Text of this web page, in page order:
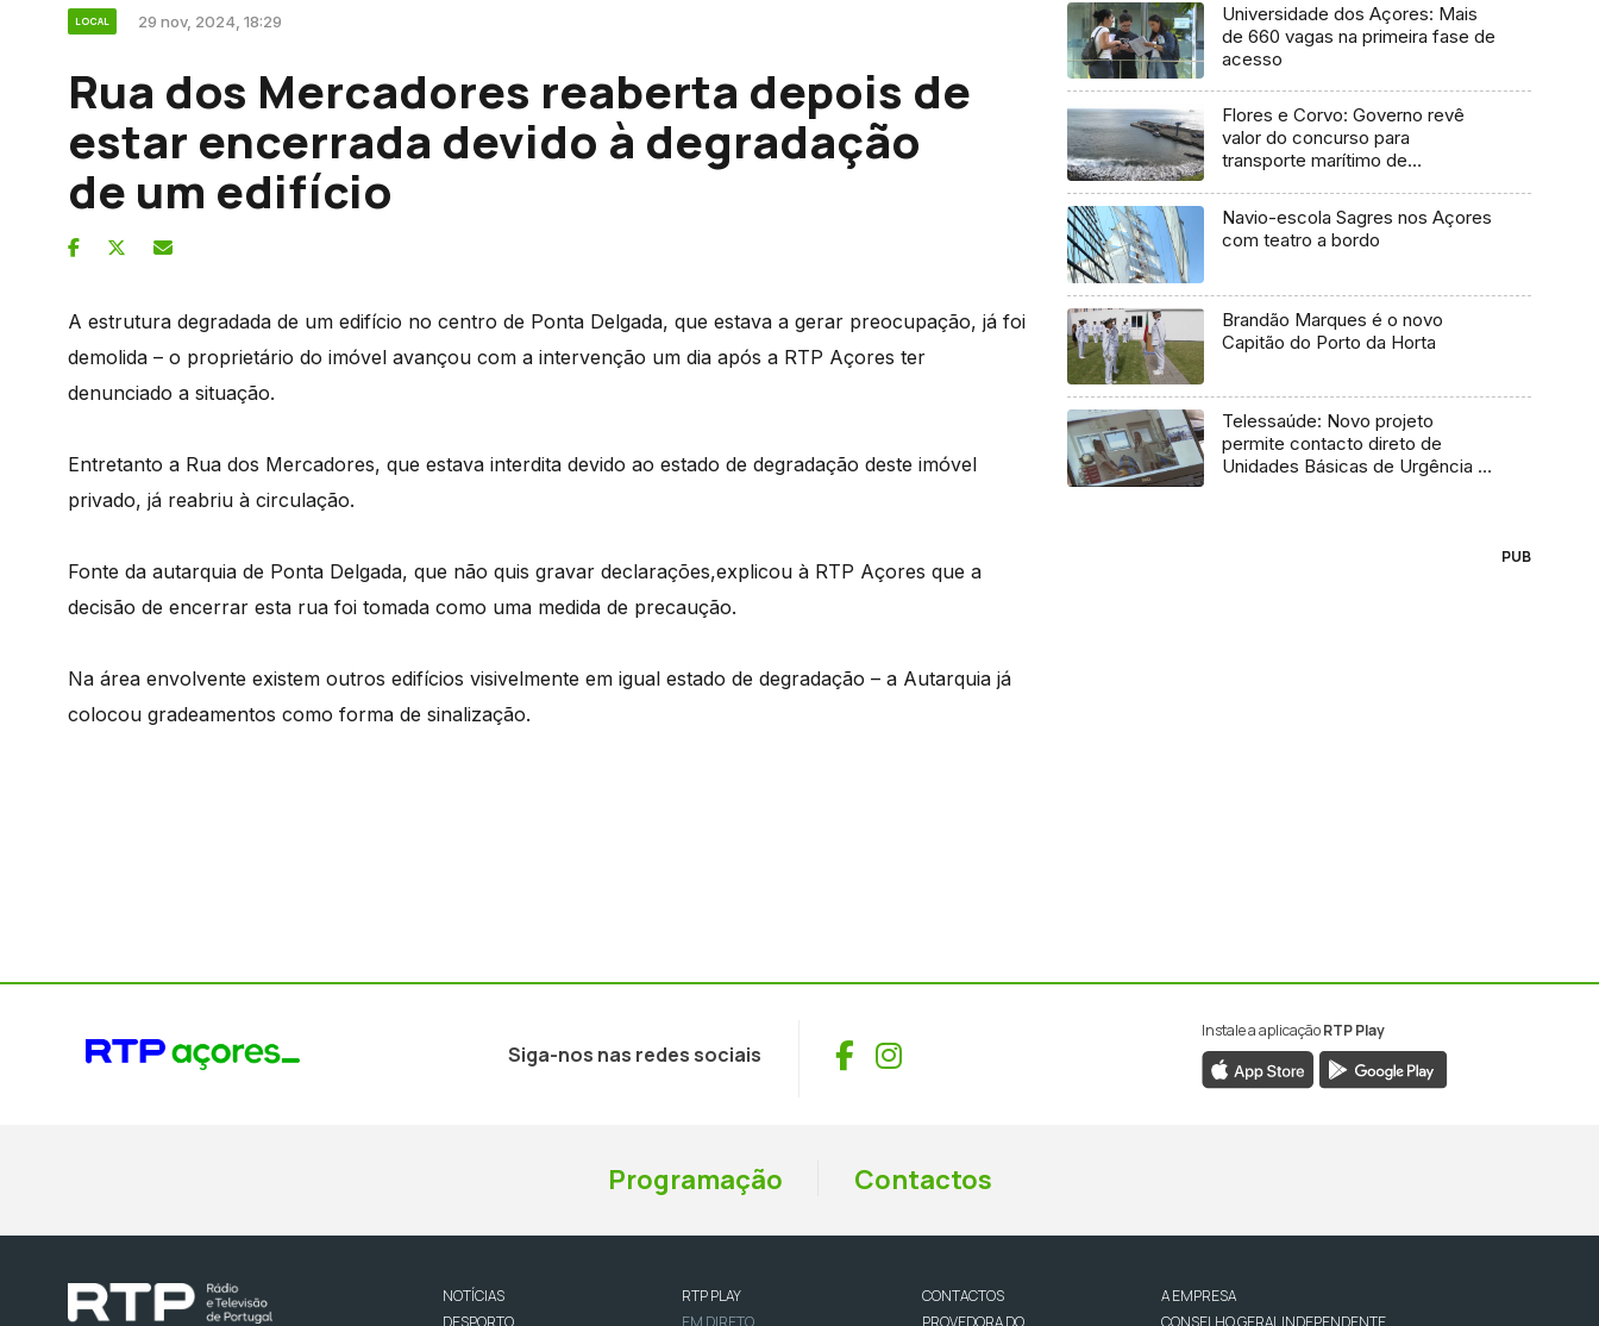
LOCAL 29 nov, 2024, 18:29
Rua dos Mercadores reaberta depois de
estar encerrada devido à degradação
de um edifício
A estrutura degradada de um edifício no centro de Ponta Delgada, que estava a gerar preocupação, já foi
demolida – o proprietário do imóvel avançou com a intervenção um dia após a RTP Açores ter
denunciado a situação.
Entretanto a Rua dos Mercadores, que estava interdita devido ao estado de degradação deste imóvel
privado, já reabriu à circulação.
Fonte da autarquia de Ponta Delgada, que não quis gravar declarações,explicou à RTP Açores que a
decisão de encerrar esta rua foi tomada como uma medida de precaução.
Na área envolvente existem outros edifícios visivelmente em igual estado de degradação – a Autarquia já
colocou gradeamentos como forma de sinalização.
Universidade dos Açores: Mais
de 660 vagas na primeira fase de
acesso
Flores e Corvo: Governo revê
valor do concurso para
transporte marítimo de
Navio-escola Sagres nos Açores
com teatro a bordo
Brandão Marques é o novo
Capitão do Porto da Horta
Telessaúde: Novo projeto
permite contacto direto de
Unidades Básicas de Urgência e
PUB
Siga-nos nas redes sociais Facebook
Instagram
Instale a aplicaçãoRTP Play
Programação Contactos
NOTÍCIAS
DESPORTO
RTP PLAY
EM DIRETO
CONTACTOS
PROVEDORA DO
A EMPRESA
CONSELHO GERAL INDEPENDENTE